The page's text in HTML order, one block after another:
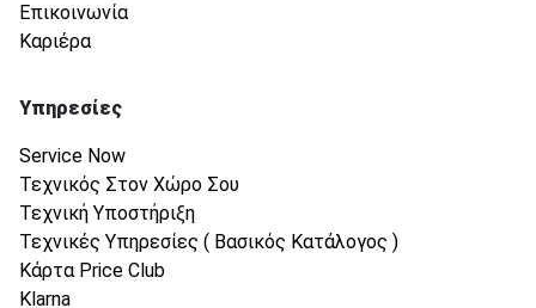
Επικοινωνία
Καριέρα
Υπηρεσίες
Service Now
Τεχνικός Στον Χώρο Σου
Τεχνική Υποστήριξη
Τεχνικές Υπηρεσίες ( Βασικός Κατάλογος )
Κάρτα Price Club
Klarna